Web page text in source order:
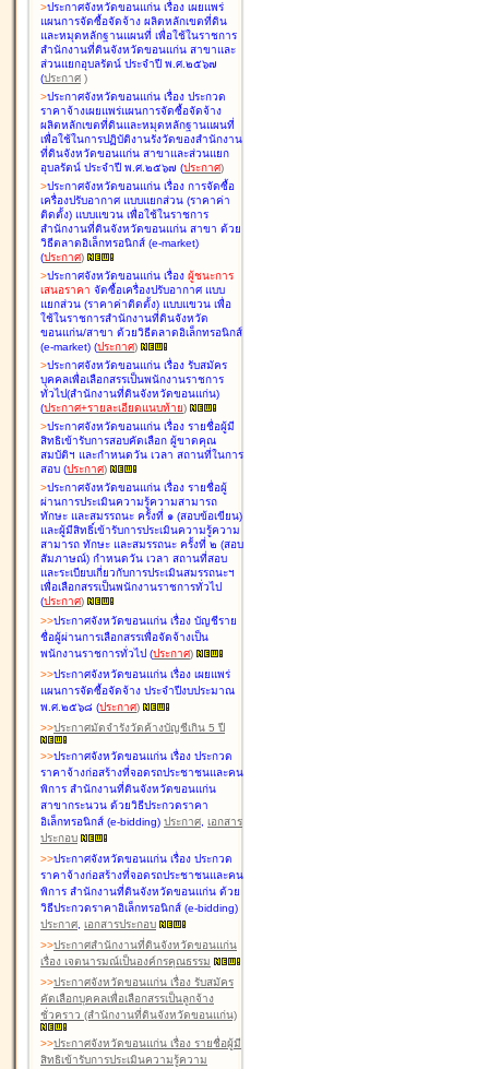
>ประกาศจังหวัดขอนแก่น เรื่อง เผยแพร่
แผนการจัดซื้อจัดจ้าง ผลิตหลักเขตที่ดิน
และหมุดหลักฐานแผนที่ เพื่อใช้ในราชการ
สำนักงานที่ดินจังหวัดขอนแก่น สาขาและ
ส่วนแยกอุบลรัตน์ ประจำปี พ.ศ.๒๕๖๗
(ประกาศ )
>ประกาศจังหวัดขอนแก่น เรื่อง ประกวด
ราคาจ้างเผยแพร่แผนการจัดซื้อจัดจ้าง
ผลิตหลักเขตที่ดินและหมุดหลักฐานแผนที่
เพื่อใช้ในการปฏิบัติงานรังวัดของสำนักงาน
ที่ดินจังหวัดขอนแก่น สาขาและส่วนแยก
อุบลรัตน์ ประจำปี พ.ศ.๒๕๖๗ (ประกาศ)
>ประกาศจังหวัดขอนแก่น เรื่อง การจัดซื้อ
เครื่องปรับอากาศ แบบแยกส่วน (ราคาค่า
ติดตั้ง) แบบแขวน เพื่อใช้ในราชการ
สำนักงานที่ดินจังหวัดขอนแก่น สาขา ด้วย
วิธีตลาดอิเล็กทรอนิกส์ (e-market)
(ประกาศ)
>ประกาศจังหวัดขอนแก่น เรื่อง ผู้ชนะการ
เสนอราคา จัดซื้อเครื่องปรับอากาศ แบบ
แยกส่วน (ราคาค่าติดตั้ง) แบบแขวน เพื่อ
ใช้ในราชการสำนักงานที่ดินจังหวัด
ขอนแก่น/สาขา ด้วยวิธีตลาดอิเล็กทรอนิกส์
(e-market) (ประกาศ)
>ประกาศจังหวัดขอนแก่น เรื่อง รับสมัคร
บุคคลเพื่อเลือกสรรเป็นพนักงานราชการ
ทั่วไป(สำนักงานที่ดินจังหวัดขอนแก่น)
(ประกาศ+รายละเอียดแนบท้าย)
>ประกาศจังหวัดขอนแก่น เรื่อง รายชื่อผู้มี
สิทธิเข้ารับการสอบคัดเลือก ผู้ขาดคุณ
สมบัติฯ และกำหนดวัน เวลา สถานที่ในการ
สอบ (ประกาศ)
>ประกาศจังหวัดขอนแก่น เรื่อง รายชื่อผู้
ผ่านการประเมินความรู้ความสามารถ
ทักษะ และสมรรถนะ ครั้งที่ ๑ (สอบข้อเขียน)
และผู้มีสิทธิ์เข้ารับการประเมินความรู้ความ
สามารถ ทักษะ และสมรรถนะ ครั้งที่ ๒ (สอบ
สัมภาษณ์) กำหนดวัน เวลา สถานที่สอบ
และระเบียบเกี่ยวกับการประเมินสมรรถนะฯ
เพื่อเลือกสรรเป็นพนักงานราชการทั่วไป
(ประกาศ)
>>ประกาศจังหวัดขอนแก่น เรื่อง บัญชีราย
ชื่อผู้ผ่านการเลือกสรรเพื่อจัดจ้างเป็น
พนักงานราชการทั่วไป (ประกาศ)
>>ประกาศจังหวัดขอนแก่น เรื่อง เผยแพร่
แผนการจัดซื้อจัดจ้าง ประจำปีงบประมาณ
พ.ศ.๒๕๖๘ (ประกาศ)
>>ประกาศมัดจำรังวัดค้างบัญชีเกิน 5 ปี
>>ประกาศจังหวัดขอนแก่น เรื่อง ประกวด
ราคาจ้างก่อสร้างที่จอดรถประชาชนและคน
พิการ สำนักงานที่ดินจังหวัดขอนแก่น
สาขากระนวน ด้วยวิธีประกวดราคา
อิเล็กทรอนิกส์ (e-bidding) ประกาศ, เอกสาร
ประกอบ
>>ประกาศจังหวัดขอนแก่น เรื่อง ประกวด
ราคาจ้างก่อสร้างที่จอดรถประชาชนและคน
พิการ สำนักงานที่ดินจังหวัดขอนแก่น ด้วย
วิธีประกวดราคาอิเล็กทรอนิกส์ (e-bidding)
ประกาศ, เอกสารประกอบ
>>ประกาศสำนักงานที่ดินจังหวัดขอนแก่น
เรื่อง เจตนารมณ์เป็นองค์กรคุณธรรม
>>ประกาศจังหวัดขอนแก่น เรื่อง รับสมัคร
คัดเลือกบุคคลเพื่อเลือกสรรเป็นลูกจ้าง
ชั่วคราว (สำนักงานที่ดินจังหวัดขอนแก่น)
>>ประกาศจังหวัดขอนแก่น เรื่อง รายชื่อผู้มี
สิทธิเข้ารับการประเมินความรู้ความ